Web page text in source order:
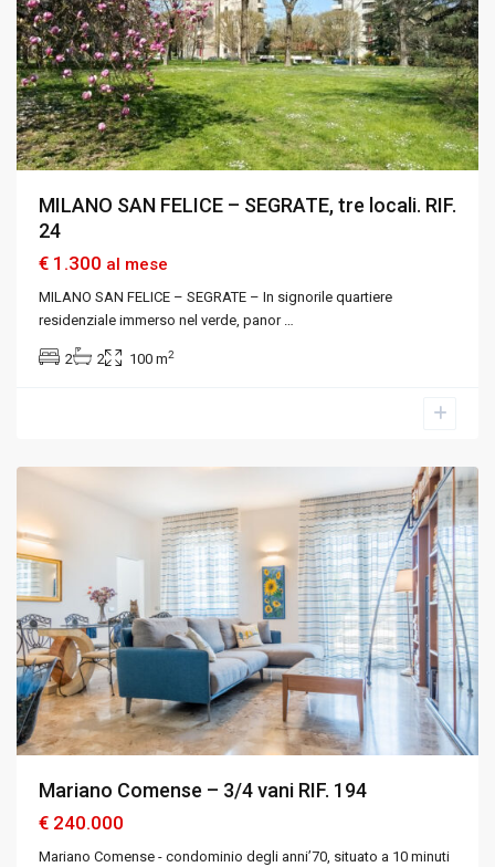
MILANO SAN FELICE – SEGRATE, tre locali. RIF.
24
€ 1.300 al mese
MILANO SAN FELICE – SEGRATE – In signorile quartiere
residenziale immerso nel verde, panor …
2 2 100 m2
Mariano Comense – 3/4 vani RIF. 194
€ 240.000
Mariano Comense - condominio degli anni’70, situato a 10 minuti